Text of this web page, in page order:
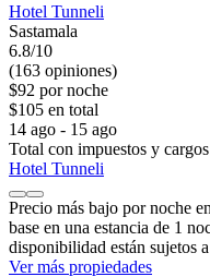
Hotel Tunneli
Sastamala
6.8/10
(163 opiniones)
$92 por noche
$105 en total
14 ago - 15 ago
Total con impuestos y cargos
Hotel Tunneli
Precio más bajo por noche
base en una estancia de 1
disponibilidad están sujetos
Ver más propiedades